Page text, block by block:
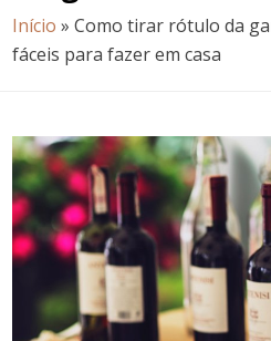
Início »Como tirar rótulo da
fáceis para fazer em casa